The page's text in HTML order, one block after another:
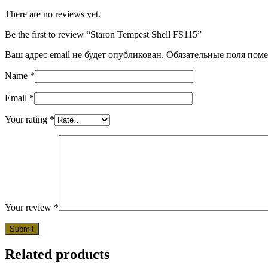
There are no reviews yet.
Be the first to review “Staron Tempest Shell FS115”
Ваш адрес email не будет опубликован. Обязательные поля
Name *
Email *
Your rating *
Your review *
Related products